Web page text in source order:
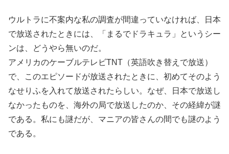
ウルトラに不案内な私の調査が間違っていなければ、日本
で放送されたときには、「まるでドラキュラ」というシー
ンは、どうやら無いのだ。
アメリカのケーブルテレビTNT（英語吹き替えで放送）
で、このエピソードが放送されたときに、初めてそのよう
なせりふを入れて放送されたらしい。なぜ、日本で放送し
なかったものを、海外の局で放送したのか、その経緯が謎
である。私にも謎だが、マニアの皆さんの間でも謎のよう
である。